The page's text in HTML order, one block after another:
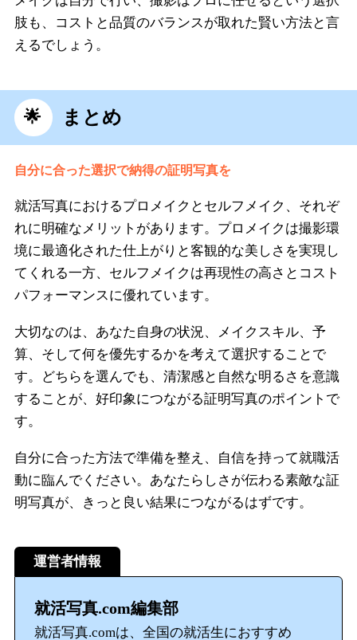
肢も、コストと品質のバランスが取れた賢い方法と言
えるでしょう。
まとめ
自分に合った選択で納得の証明写真を
就活写真におけるプロメイクとセルフメイク、それぞ
れに明確なメリットがあります。プロメイクは撮影環
境に最適化された仕上がりと客観的な美しさを実現し
てくれる一方、セルフメイクは再現性の高さとコスト
パフォーマンスに優れています。
大切なのは、あなた自身の状況、メイクスキル、予
算、そして何を優先するかを考えて選択することで
す。どちらを選んでも、清潔感と自然な明るさを意識
することが、好印象につながる証明写真のポイントで
す。
自分に合った方法で準備を整え、自信を持って就職活
動に臨んでください。あなたらしさが伝わる素敵な証
明写真が、きっと良い結果につながるはずです。
運営者情報
就活写真.com編集部
就活写真.comは、全国の就活生におすすめ